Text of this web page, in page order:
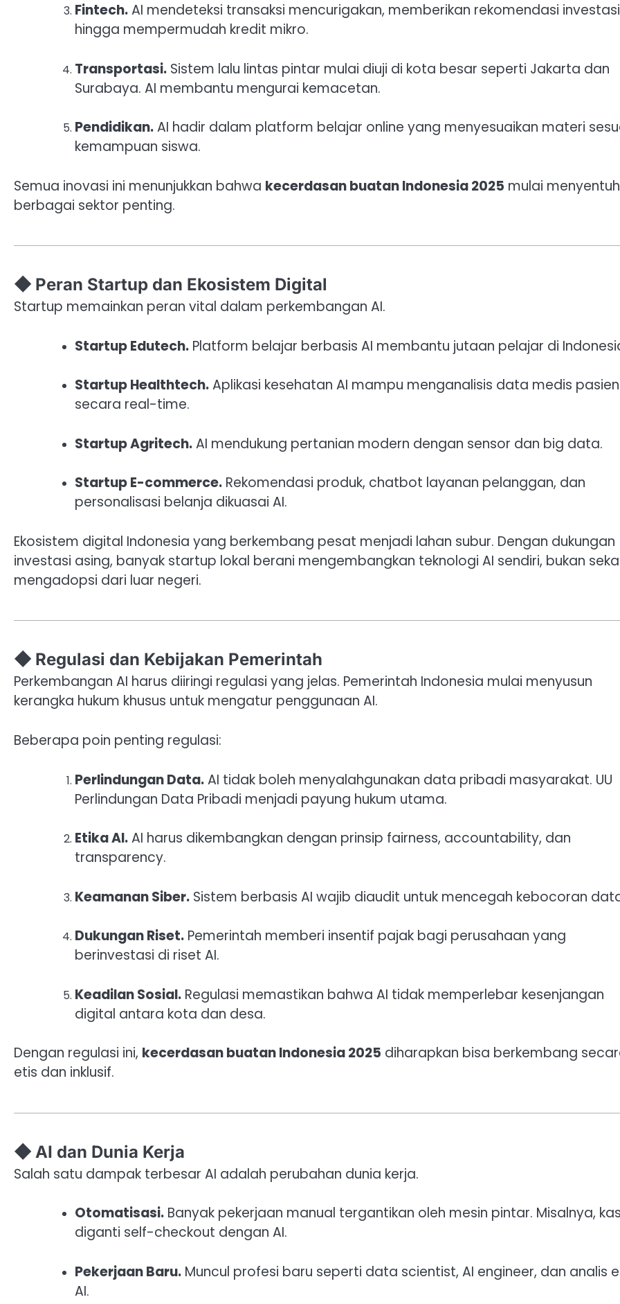
Fintech.AI mendeteksi transaksi mencurigakan, memberikan rekomendasi
hingga mempermudah kredit mikro.
Transportasi. Sistem lalu lintas pintar mulai diuji di kota besar seperti Jakarta dan
Surabaya. AI membantu mengurai kemacetan.
Pendidikan.AI hadir dalam platform belajar online yang menyesuaikan materi
kemampuan siswa.
Semua inovasi ini menunjukkan bahwa kecerdasan buatan Indonesia 2025 mulai menyentuh
berbagai sektor penting.
◆ Peran Startup dan Ekosistem Digital
Startup memainkan peran vital dalam perkembangan AI.
Startup Edutech. Platform belajar berbasis AI membantu jutaan pelajar di
Startup Healthtech.Aplikasi kesehatan AI mampu menganalisis data medis pasien
secara real-time.
Startup Agritech.AI mendukung pertanian modern dengan sensor dan big data.
Startup E-commerce. Rekomendasi produk, chatbot layanan pelanggan, dan
personalisasi belanja dikuasai AI.
Ekosistem digital Indonesia yang berkembang pesat menjadi lahan subur. Dengan dukungan
investasi asing, banyak startup lokal berani mengembangkan teknologi AI sendiri, bukan
mengadopsi dari luar negeri.
◆ Regulasi dan Kebijakan Pemerintah
Perkembangan AI harus diiringi regulasi yang jelas. Pemerintah Indonesia mulai menyusun
kerangka hukum khusus untuk mengatur penggunaan AI.
Beberapa poin penting regulasi:
Perlindungan Data.AI tidak boleh menyalahgunakan data pribadi masyarakat. UU
Perlindungan Data Pribadi menjadi payung hukum utama.
Etika AI.AI harus dikembangkan dengan prinsip fairness, accountability, dan
transparency.
Keamanan Siber. Sistem berbasis AI wajib diaudit untuk mencegah kebocoran
Dukungan Riset. Pemerintah memberi insentif pajak bagi perusahaan yang
berinvestasi di riset AI.
Keadilan Sosial. Regulasi memastikan bahwa AI tidak memperlebar kesenjangan
digital antara kota dan desa.
Dengan regulasi ini, kecerdasan buatan Indonesia 2025 diharapkan bisa berkembang
etis dan inklusif.
◆ AI dan Dunia Kerja
Salah satu dampak terbesar AI adalah perubahan dunia kerja.
Otomatisasi. Banyak pekerjaan manual tergantikan oleh mesin pintar. Misalnya,
diganti self-checkout dengan AI.
Pekerjaan Baru. Muncul profesi baru seperti data scientist, AI engineer, dan analis
AI.